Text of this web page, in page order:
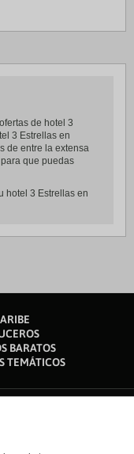
de hotel 3
3 Estrellas en
de entre la extensa
que puedas
hotel 3 Estrellas en
BARATOS
TEMÁTICOS